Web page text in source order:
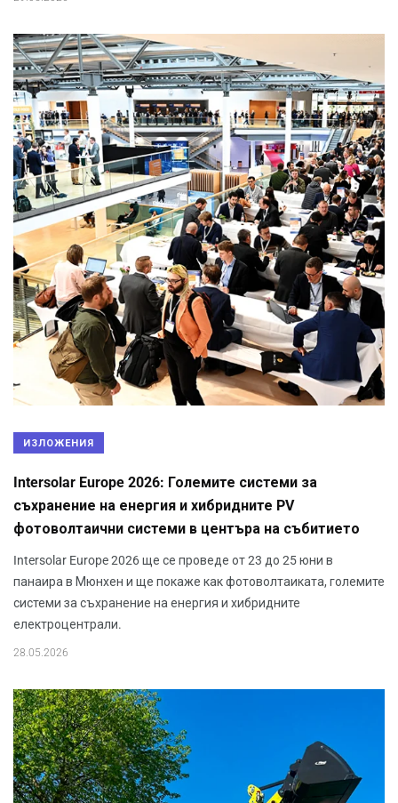
ИЗЛОЖЕНИЯ
Intersolar Europe 2026: Големите системи за
съхранение на енергия и хибридните PV
фотоволтаични системи в центъра на събитието
Intersolar Europe 2026 ще се проведе от 23 до 25 юни в
панаира в Мюнхен и ще покаже как фотоволтаиката, големите
системи за съхранение на енергия и хибридните
електроцентрали.
28.05.2026